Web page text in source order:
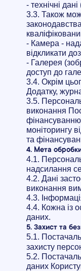
- технічні
3.3. Також
- Камера -
відкликати
- Галерея
доступ до
3.4. Окрім
Додатку,
3.5.
виконання
фінансуванню
моніторингу
та
4. Мета
4.1.
надсилання
4.2. Дані
виконання
4.3.
4.4. Кожна із
даних.
5. Захист та
5.1.
захисту
5.2.
даних